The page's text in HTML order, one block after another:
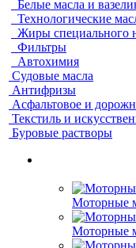
Белые масла и
Технологические
Жиры специального
Фильтры
Автохимия
Судовые масла
Антифризы
Асфальтовое и
Текстиль и
Буровые растворы
Моторные
Моторные